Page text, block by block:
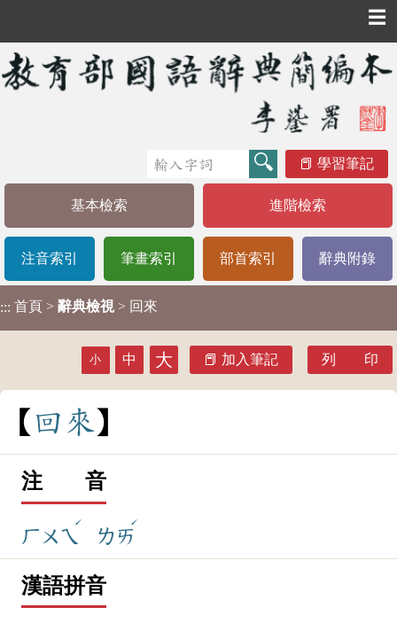
☰
學習筆記
基本檢索 進階檢索
注音索引 筆畫索引 部首索引 辭典附錄
::: 首頁 > 辭典檢視 > 回來
小 中 大 加入筆記 列 印
回 來
注 音
ㄏㄨㄟ
ˊ
ㄌㄞ
ˊ
漢語拼音